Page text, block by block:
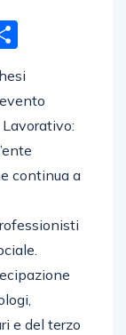
continua a
e del terzo